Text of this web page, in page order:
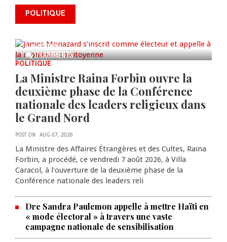
POLITIQUE
0 COMMENTS
James Monazard s’inscrit comme
électeur et appelle à la
AUG 07, 2026
POLITIQUE
La Ministre Raina Forbin ouvre la
deuxième phase de la Conférence
nationale des leaders religieux dans
le Grand Nord
POST ON AUG 07, 2026
La Ministre des Affaires Étrangères et des Cultes, Raina
Forbin, a procédé, ce vendredi 7 août 2026, à Villa
Caracol, à l'ouverture de la deuxième phase de la
Conférence nationale des leaders reli
Dre Sandra Paulemon appelle à mettre Haïti en
« mode électoral » à travers une vaste
campagne nationale de sensibilisation